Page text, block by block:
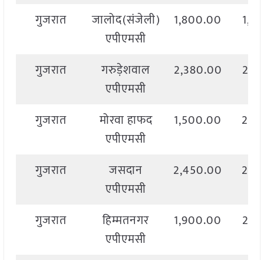
गुजरात
जालोद(संजेली)
एपीएमसी
1,800.00
गुजरात
गरुड़ेशवाल
एपीएमसी
2,380.00
गुजरात
मोरवा हाफद
एपीएमसी
1,500.00
गुजरात
जसदान
एपीएमसी
2,450.00
गुजरात
हिम्मतनगर
एपीएमसी
1,900.00